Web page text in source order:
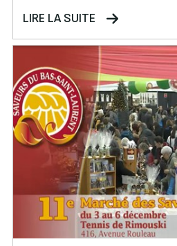
LIRE LA SUITE